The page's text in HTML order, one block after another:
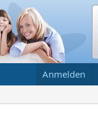
Anmelden